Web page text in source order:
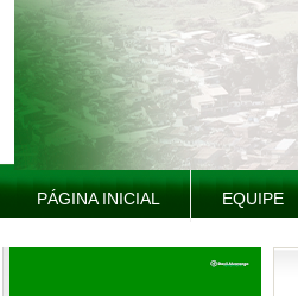
PÁGINA INICIAL EQUIPE